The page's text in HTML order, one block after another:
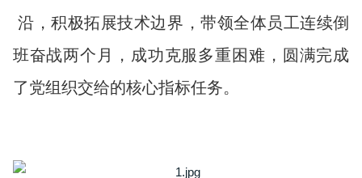
沿，积极拓展技术边界，带领全体员工连续倒
班奋战两个月，成功克服多重困难，圆满完成
了党组织交给的核心指标任务。